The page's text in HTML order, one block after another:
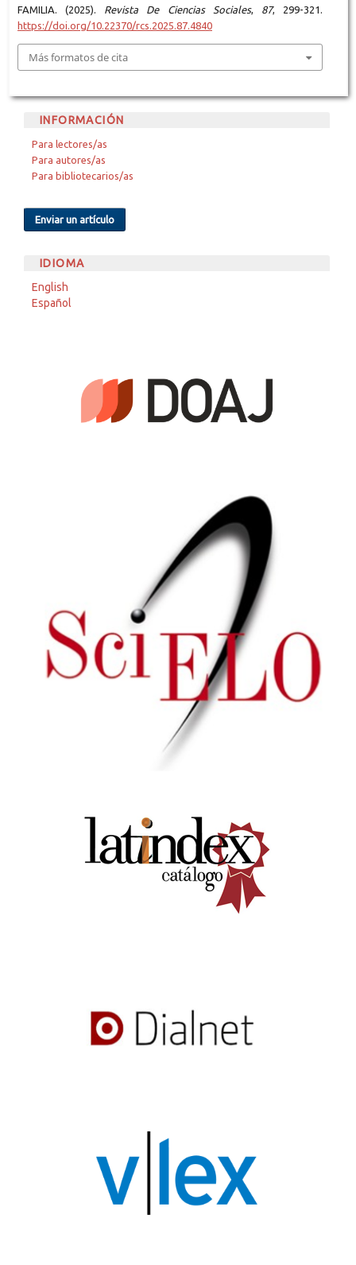
FAMILIA. (2025). Revista De Ciencias Sociales, 87, 299-321.
https://doi.org/10.22370/rcs.2025.87.4840
Más formatos de cita
INFORMACIÓN
Para lectores/as
Para autores/as
Para bibliotecarios/as
Enviar un artículo
IDIOMA
English
Español